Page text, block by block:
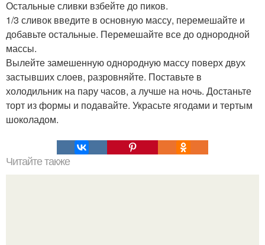
Остальные сливки взбейте до пиков.
1/3 сливок введите в основную массу, перемешайте и
добавьте остальные. Перемешайте все до однородной
массы.
Вылейте замешенную однородную массу поверх двух
застывших слоев, разровняйте. Поставьте в
холодильник на пару часов, а лучше на ночь. Достаньте
торт из формы и подавайте. Украсьте ягодами и тертым
шоколадом.
Читайте также